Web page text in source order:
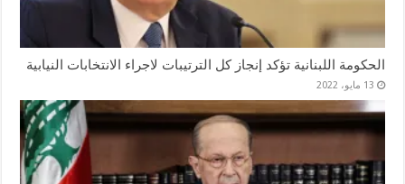
الحكومة اللبنانية تؤكد إنجاز كل الترتيبات لاجراء الانتخابات النيابية
13 مايو، 2022